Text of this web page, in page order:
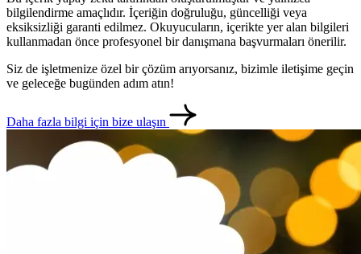
İletişim English
bilgilendirme amaçlıdır. İçeriğin doğruluğu, güncelliği veya
eksiksizliği garanti edilmez. Okuyucuların, içerikte yer alan bilgileri
kullanmadan önce profesyonel bir danışmana başvurmaları önerilir.
Siz de işletmenize özel bir çözüm arıyorsanız, bizimle iletişime geçin
ve geleceğe bugünden adım atın!
Daha fazla bilgi için bize ulaşın